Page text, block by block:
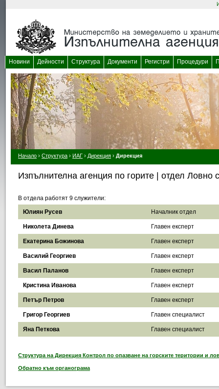
Новини Дейности Структура Документи Регистри Процедури
Начало › Структура › ИАГ › Дирекция › Дирекция
Изпълнителна агенция по горите | отдел Ловно
В отдела работят 9 служители:
Списък със служители и контакти
Юлиян Русев Началник отдел
Николета Динева Главен експерт
Екатерина Божинова Главен експерт
Василий Георгиев Главен експерт
Васил Паланов Главен експерт
Кристина Иванова Главен експерт
Петър Петров Главен експерт
Григор Георгиев Главен специалист
Яна Петкова Главен специалист
Структура на Дирекция Контрол по опазване на горските територии и
Обратно към органограма